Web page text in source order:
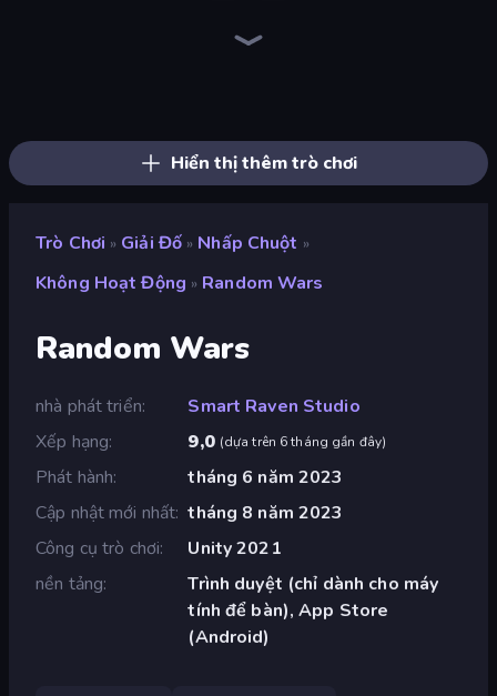
Hiển thị thêm trò chơi
Trò Chơi » Giải Đố » Nhấp Chuột »
Không Hoạt Động » Random Wars
Random Wars
nhà phát triển
Smart Raven Studio
Xếp hạng
9,0 (dựa trên 6 tháng gần đây)
Phát hành
tháng 6 năm 2023
Cập nhật mới nhất tháng 8 năm 2023
Công cụ trò chơi
Unity 2021
nền tảng
Trình duyệt (chỉ dành cho máy
tính để bàn), App Store
(Android)